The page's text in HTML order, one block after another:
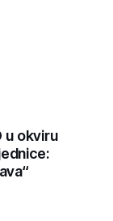
u okviru